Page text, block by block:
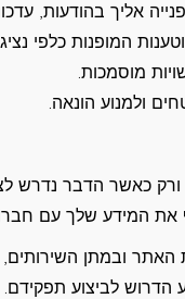
אליך בהודעות,
המופנות כלפי
מוסמכות.
ולמנוע הונאה.
כאשר הדבר נדרש
את המידע שלך עם
ובמתן השירותים,
הדרוש לביצוע תפקידם.